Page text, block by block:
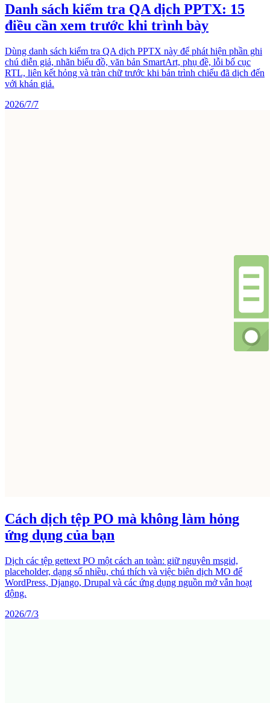
Danh sách kiểm tra QA dịch PPTX: 15
điều cần xem trước khi trình bày
Dùng danh sách kiểm tra QA dịch PPTX này để phát hiện phần ghi
chú diễn giả, nhãn biểu đồ, văn bản SmartArt, phụ đề, lỗi bố cục
RTL, liên kết hỏng và tràn chữ trước khi bản trình chiếu đã dịch đến
với khán giả.
2026/7/7
Cách dịch tệp PO mà không làm hỏng
ứng dụng của bạn
Dịch các tệp gettext PO một cách an toàn: giữ nguyên msgid,
placeholder, dạng số nhiều, chú thích và việc biên dịch MO để
WordPress, Django, Drupal và các ứng dụng nguồn mở vẫn hoạt
động.
2026/7/3